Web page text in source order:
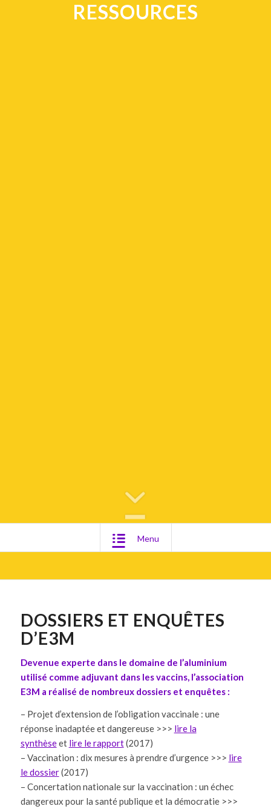
RESSOURCES
Menu
DOSSIERS ET ENQUÊTES
D’E3M
Devenue experte dans le domaine de l’aluminium
utilisé comme adjuvant dans les vaccins, l’association
E3M a réalisé de nombreux dossiers et enquêtes :
– Projet d’extension de l’obligation vaccinale : une
réponse inadaptée et dangereuse >>> lire la
synthèseet lire le rapport(2017)
– Vaccination : dix mesures à prendre d’urgence >>> lire
le dossier(2017)
– Concertation nationale sur la vaccination : un échec
dangereux pour la santé publique et la démocratie >>>